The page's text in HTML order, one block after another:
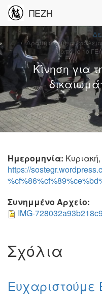
ΠΕΖΗ
Δράση οδικής
από το 1ο
Κίνηση για
Ημερομηνία:
https://
Συνημμένο Αρχείο:
IMG-
Σχόλια
Ευχαριστούμε